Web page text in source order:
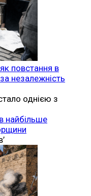
повстання в
незалежність
однією з
найбільше